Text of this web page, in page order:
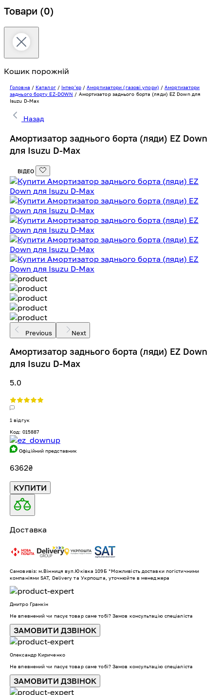
Товари (0)
Кошик порожній
Головна / Каталог/ Інтерʼєр/Амортизатори (газові упори) /Амортизатори
заднього борту EZ-DOWN / Амортизатор заднього борта (ляди) EZ Down для
Isuzu D-Max
Назад
Амортизатор заднього борта (ляди) EZ Down
для Isuzu D-Max
ВІДЕО
Previous Next
Амортизатор заднього борта (ляди) EZ Down
для Isuzu D-Max
5.0
1 відгук
Код: 015887
Офіційний представник
6362₴
КУПИТИ
Доставка
Самовивіз: м.Вінниця вул.Юківка 109Б *Можливість доставки логістичними
компаніями SAT, Delivery та Укрпошта, уточнюйте в менеджера
Дмитро Гранкін
Не впевнений чи пасує товар саме тобі? Замов консультацію спеціаліста
ЗАМОВИТИ ДЗВІНОК
Олександр Кириченко
Не впевнений чи пасує товар саме тобі? Замов консультацію спеціаліста
ЗАМОВИТИ ДЗВІНОК